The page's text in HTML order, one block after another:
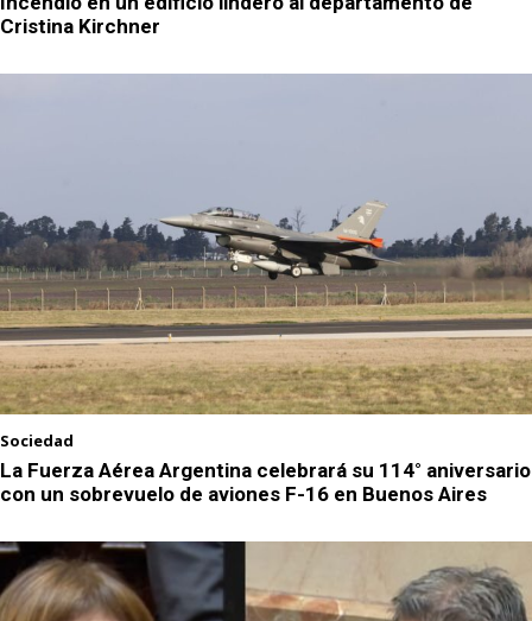
Cristina Kirchner
Sociedad
La Fuerza Aérea Argentina celebrará su 114° aniversario
con un sobrevuelo de aviones F-16 en Buenos Aires